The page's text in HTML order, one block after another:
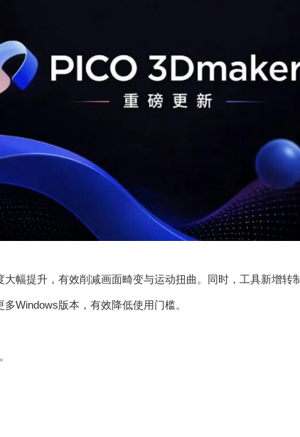
幅提升，有效削减画面畸变与运动扭曲。同时，工具新增转
Windows版本，有效降低使用门槛。